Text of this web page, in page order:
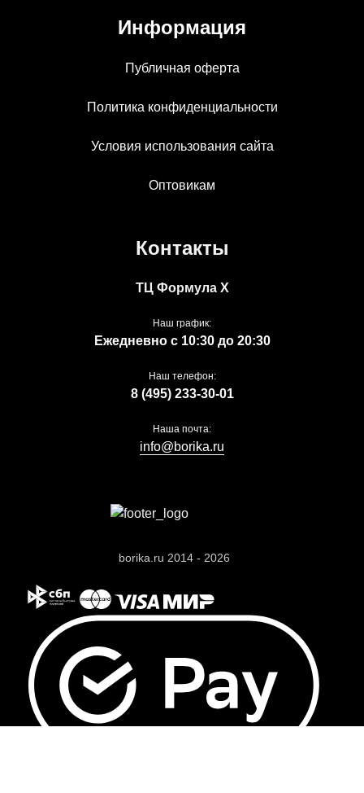
borika.ru 2014 - 2026
Информация
Публичная оферта
Политика конфиденциальности
Условия использования сайта
Оптовикам
Контакты
ТЦ Формула Х
Наш график:
Ежедневно с 10:30 до 20:30
Наш телефон:
8 (495) 233-30-01
Наша почта:
info@borika.ru